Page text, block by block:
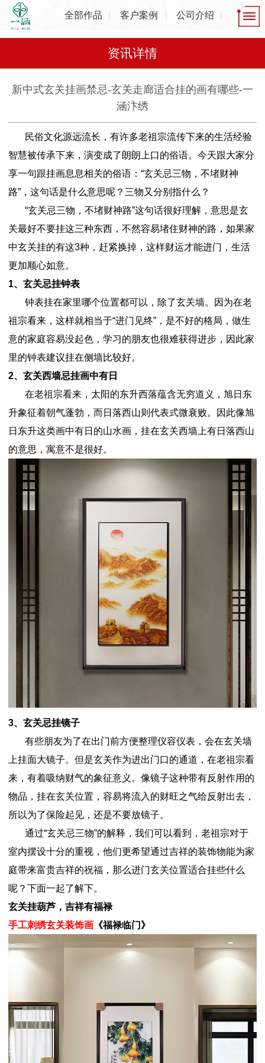
全部作品 客户案例 公司介绍
资讯详情
新中式玄关挂画禁忌-玄关走廊适合挂的画有哪些-一
涵汴绣
民俗文化源远流长，有许多老祖宗流传下来的生活经验
智慧被传承下来，演变成了朗朗上口的俗语。今天跟大家分
享一句跟挂画息息相关的俗语：“玄关忌三物，不堵财神
路”，这句话是什么意思呢？三物又分别指什么？
“玄关忌三物，不堵财神路”这句话很好理解，意思是玄
关最好不要挂这三种东西，不然容易堵住财神的路，如果家
中玄关挂的有这3种，赶紧换掉，这样财运才能进门，生活
更加顺心如意。
1、玄关忌挂钟表
钟表挂在家里哪个位置都可以，除了玄关墙。因为在老
祖宗看来，这样就相当于“进门见终”，是不好的格局，做生
意的家庭容易没起色，学习的朋友也很难获得进步，因此家
里的钟表建议挂在侧墙比较好。
2、玄关西墙忌挂画中有日
在老祖宗看来，太阳的东升西落蕴含无穷道义，旭日东
升象征着朝气蓬勃，而日落西山则代表式微衰败。因此像旭
日东升这类画中有日的山水画，挂在玄关西墙上有日落西山
的意思，寓意不是很好。
3、玄关忌挂镜子
有些朋友为了在出门前方便整理仪容仪表，会在玄关墙
上挂面大镜子。但是玄关作为进出门口的通道，在老祖宗看
来，有着吸纳财气的象征意义。像镜子这种带有反射作用的
物品，挂在玄关位置，容易将流入的财旺之气给反射出去，
所以为了保险起见，还是不要放镜子。
通过“玄关忌三物”的解释，我们可以看到，老祖宗对于
室内摆设十分的重视，他们更希望通过吉祥的装饰物能为家
庭带来富贵吉祥的祝福，那么进门玄关位置适合挂些什么
呢？下面一起了解下。
玄关挂葫芦，吉祥有福禄
手工刺绣玄关装饰画 《福禄临门》